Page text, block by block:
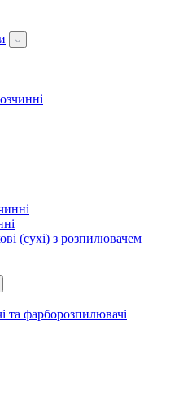
(сухі) з розпилювачем
та фарборозпилювачі